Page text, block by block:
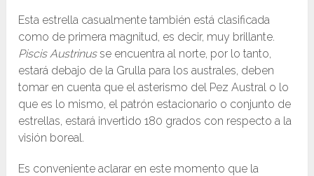
Esta estrella casualmente también está clasificada
como de primera magnitud, es decir, muy brillante.
Piscis Austrinusse encuentra al norte, por lo tanto,
estará debajo de la Grulla para los australes, deben
tomar en cuenta que el asterismo del Pez Austral o lo
que es lo mismo, el patrón estacionario o conjunto de
estrellas, estará invertido 180 grados con respecto a la
visión boreal.
Es conveniente aclarar en este momento que la